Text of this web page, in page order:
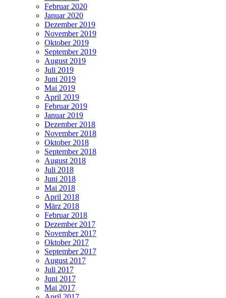
Februar 2020
Januar 2020
Dezember 2019
November 2019
Oktober 2019
September 2019
August 2019
Juli 2019
Juni 2019
Mai 2019
April 2019
Februar 2019
Januar 2019
Dezember 2018
November 2018
Oktober 2018
September 2018
August 2018
Juli 2018
Juni 2018
Mai 2018
April 2018
März 2018
Februar 2018
Dezember 2017
November 2017
Oktober 2017
September 2017
August 2017
Juli 2017
Juni 2017
Mai 2017